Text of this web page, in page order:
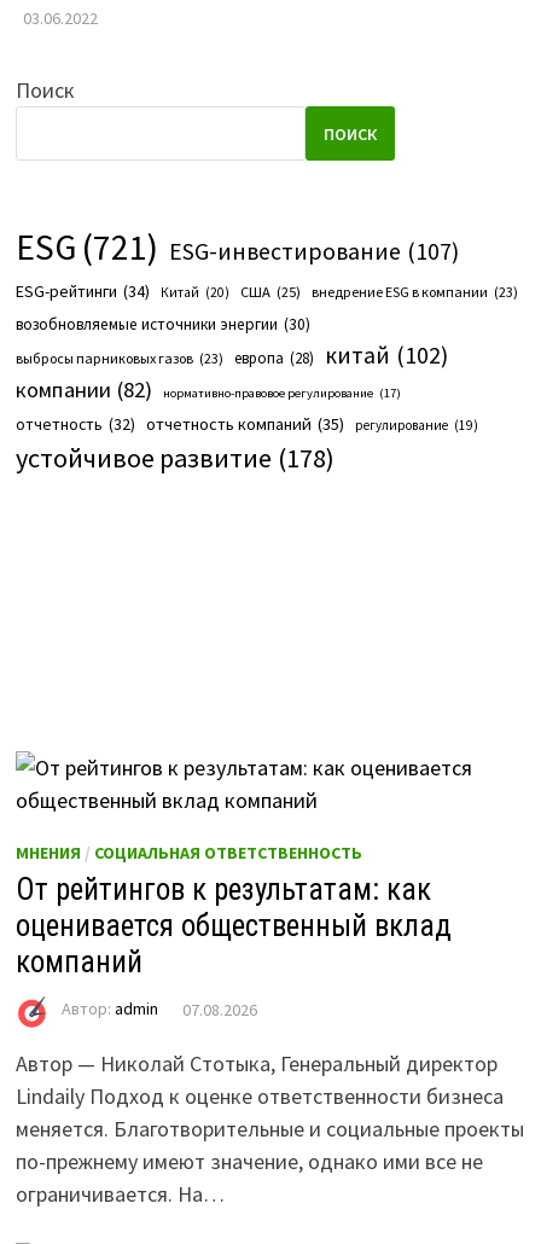
03.06.2022
Поиск
ПОИСК
ESG (721) ESG-инвестирование (107)
ESG-рейтинги (34) Китай (20) США (25) внедрение ESG в компании (23)
возобновляемые источники энергии (30)
выбросы парниковых газов (23) европа (28) китай (102)
компании (82) нормативно-правовое регулирование (17)
отчетность (32) отчетность компаний (35) регулирование (19)
устойчивое развитие (178)
МНЕНИЯ / СОЦИАЛЬНАЯ ОТВЕТСТВЕННОСТЬ
От рейтингов к результатам: как
оценивается общественный вклад
компаний
Автор: admin 07.08.2026
Автор — Николай Стотыка, Генеральный директор
Lindaily Подход к оценке ответственности бизнеса
меняется. Благотворительные и социальные проекты
по-прежнему имеют значение, однако ими все не
ограничивается. На…